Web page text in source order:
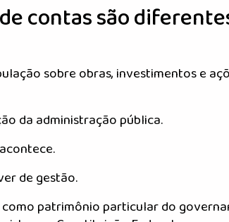
contas são
sobre obras, investimentos e
da administração pública.
de gestão.
patrimônio particular do